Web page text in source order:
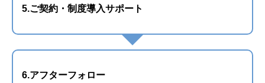
5.ご契約・制度導入サポート
6.アフターフォロー